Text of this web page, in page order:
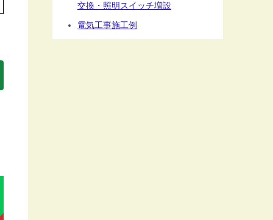
交換・照明スイッチ増設
電気工事施工例